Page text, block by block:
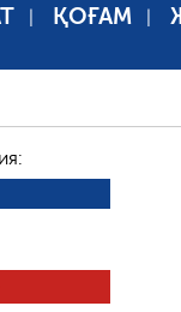
ҚОҒАМ